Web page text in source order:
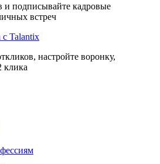
и подписывайте кадровые
встреч
с Talantix
настройте воронку,
клика